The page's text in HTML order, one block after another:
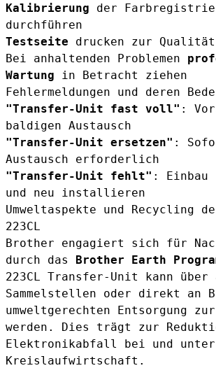
Kalibrierung der
durchführen
Testseite drucken zur
Bei anhaltenden Problemen
Wartung in Betracht ziehen
Fehlermeldungen und deren
"Transfer-Unit fast voll" :
baldigen Austausch
"Transfer-Unit ersetzen" :
Austausch erforderlich
"Transfer-Unit fehlt" : Einbau
und neu installieren
Umweltaspekte und Recycling
223CL
Brother engagiert sich für
durch das Brother Earth
223CL Transfer-Unit kann
Sammelstellen oder direkt an
umweltgerechten Entsorgung
werden. Dies trägt zur
Elektronikabfall bei und
Kreislaufwirtschaft.